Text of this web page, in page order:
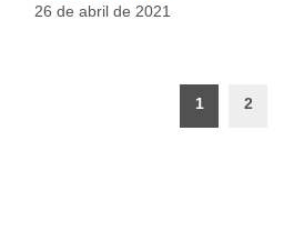
26 de abril de 2021
1 2